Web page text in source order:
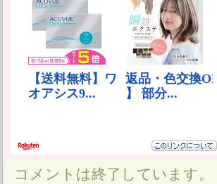
コメントは終了しています。